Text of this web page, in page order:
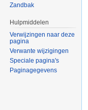
Zandbak
Hulpmiddelen
Verwijzingen naar deze
pagina
Verwante wijzigingen
Speciale pagina's
Paginagegevens